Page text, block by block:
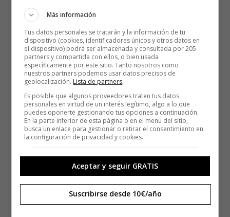
Más información
Tus datos personales se tratarán y la información de tu
dispositivo (cookies, identificadores únicos y otros datos en
el dispositivo) podrá ser almacenada y consultada por 205
partners y compartida con ellos, o bien usada
específicamente por este sitio. Tanto nosotros como
nuestros partners podemos usar datos precisos de
geolocalización. Lista de partners.
Es posible que algunos proveedores traten tus datos
personales en virtud de un interés legítimo, algo a lo que
puedes oponerte gestionando tus opciones a continuación.
En la parte inferior de esta página o en el menú del sitio,
busca un enlace para gestionar o retirar el consentimiento en
la configuración de privacidad y cookies.
Aceptar y seguir GRATIS
Suscribirse desde 10€/año